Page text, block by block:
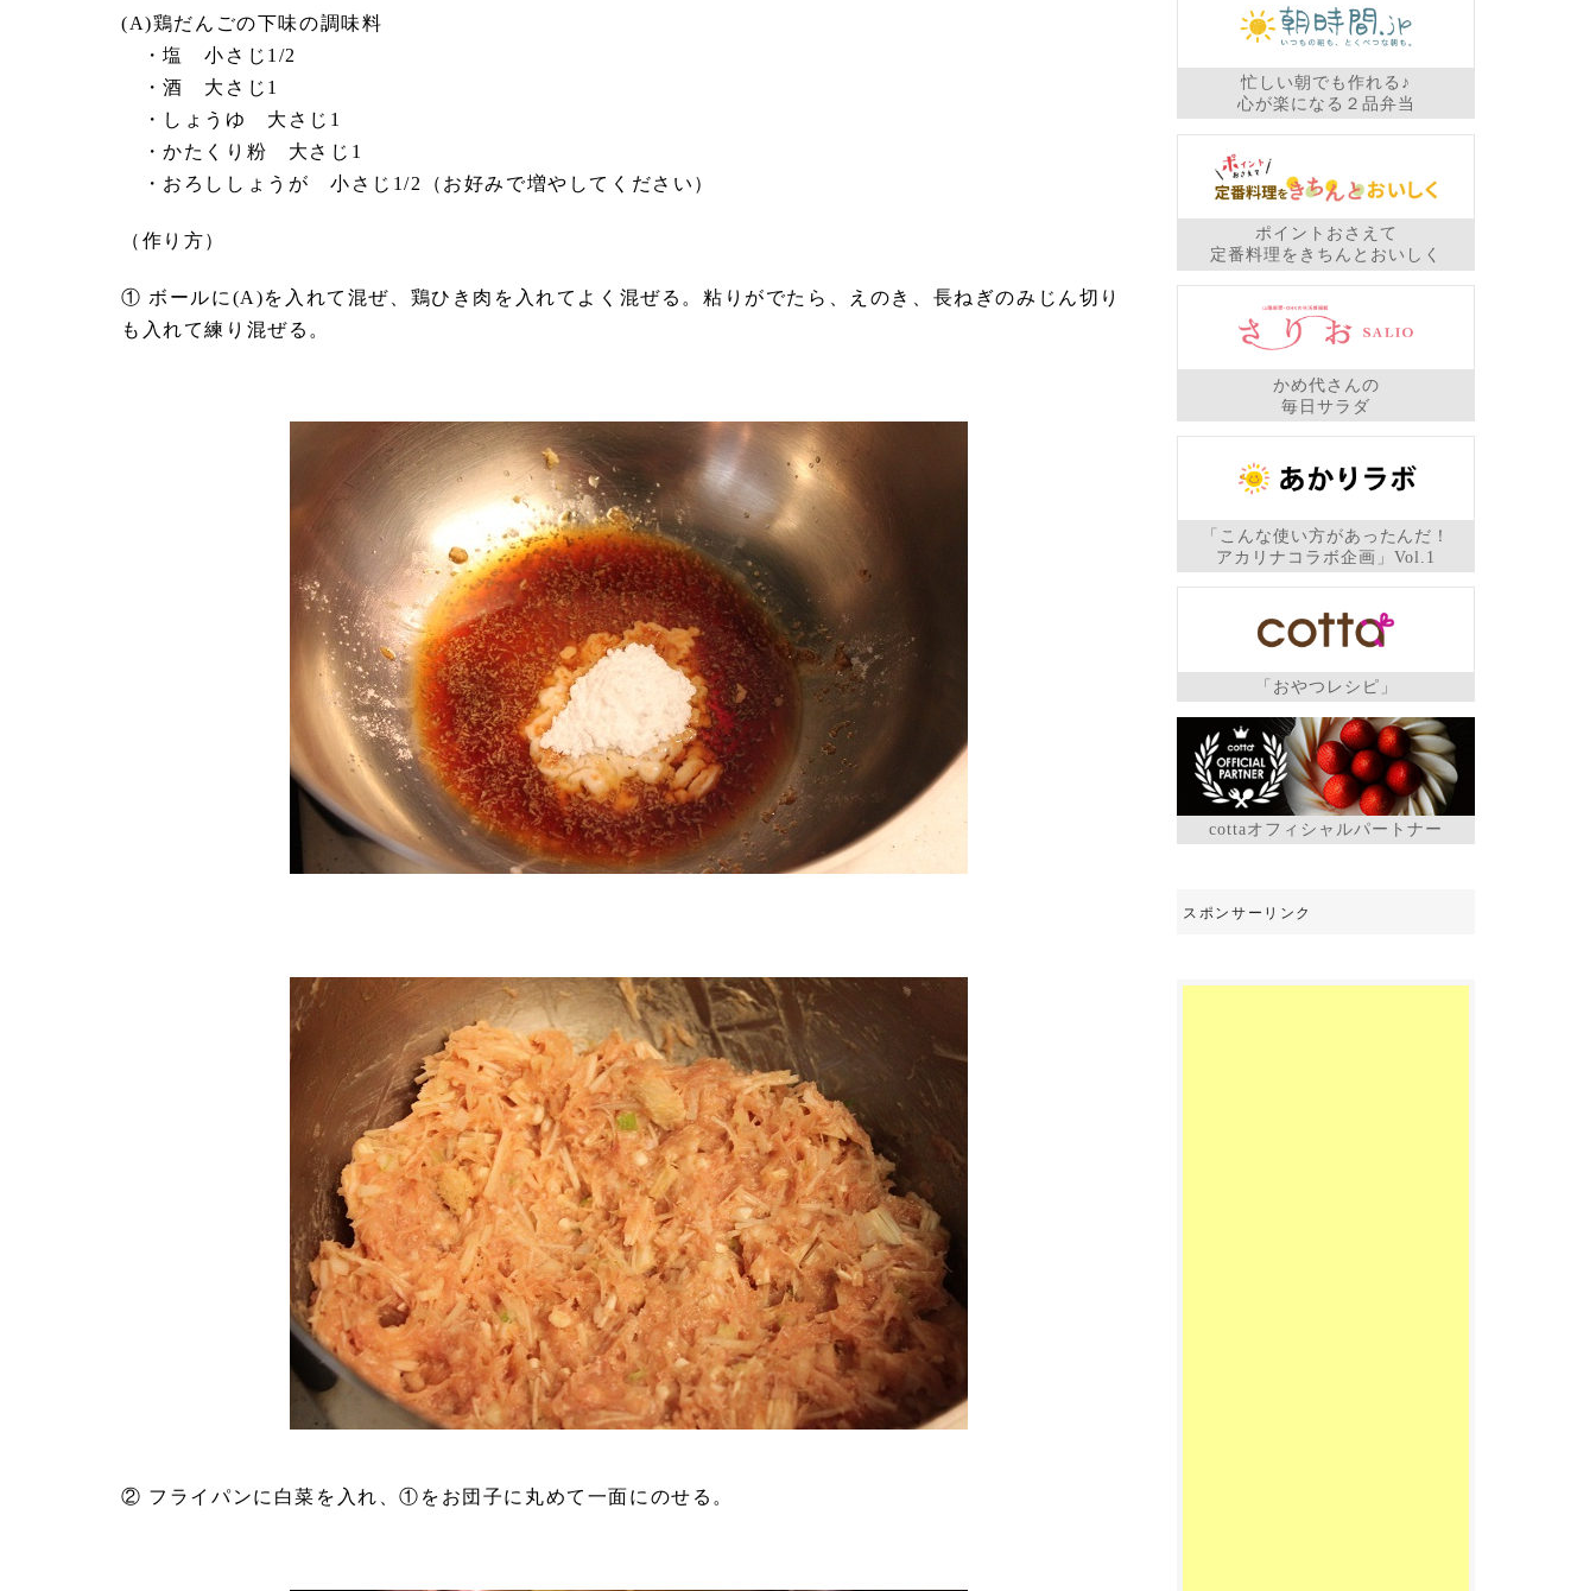
(A)鶏だんごの下味の調味料
・塩 小さじ1/2
・酒 大さじ1
・しょうゆ 大さじ1
・かたくり粉 大さじ1
・おろししょうが 小さじ1/2（お好みで増やしてください）
（作り方）
① ボールに(A)を入れて混ぜ、鶏ひき肉を入れてよく混ぜる。粘りがでたら、えのき、長ねぎのみじん切り
も入れて練り混ぜる。
② フライパンに白菜を入れ、①をお団子に丸めて一面にのせる。
忙しい朝でも作れる♪
心が楽になる２品弁当
ポイントおさえて
定番料理をきちんとおいしく
かめ代さんの
毎日サラダ
「こんな使い方があったんだ！
アカリナコラボ企画」Vol.1
「おやつレシピ」
cottaオフィシャルパートナー